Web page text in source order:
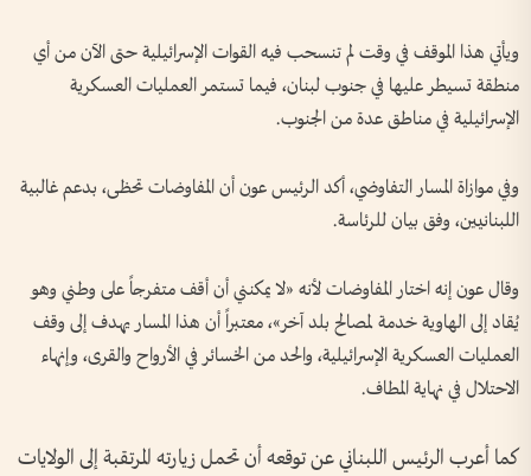
ويأتي هذا الموقف في وقت لم تنسحب فيه القوات الإسرائيلية حتى الآن من أي
منطقة تسيطر عليها في جنوب لبنان، فيما تستمر العمليات العسكرية
الإسرائيلية في مناطق عدة من الجنوب.
وفي موازاة المسار التفاوضي، أكد الرئيس عون أن المفاوضات تحظى، بدعم غالبية
اللبنانيين، وفق بيان للرئاسة.
وقال عون إنه اختار المفاوضات لأنه «لا يمكنني أن أقف متفرجاً على وطني وهو
يُقاد إلى الهاوية خدمة لمصالح بلد آخر»، معتبراً أن هذا المسار يهدف إلى وقف
العمليات العسكرية الإسرائيلية، والحد من الخسائر في الأرواح والقرى، وإنهاء
الاحتلال في نهاية المطاف.
كما أعرب الرئيس اللبناني عن توقعه أن تحمل زيارته المرتقبة إلى الولايات